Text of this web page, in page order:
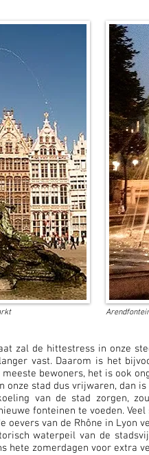
zal de hittestress in onze
vast. Daarom is het
bewoners, het is ook
onze stad dus vrijwaren, dan
van de stad zorgen,
fonteinen te voeden.
oevers van de Rhône in
waterpeil van de
hete zomerdagen voor extra